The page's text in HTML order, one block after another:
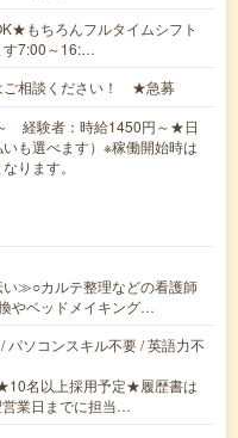
もちろんフルタイムシフト
す7:00～16:…
ご相談ください！ ★急募
経験者：時給1450円～★日
も選べます）※稼働開始時は
ります。
≫○カルテ整理などの看護師
やベッドメイキング…
パソコンスキル不要 / 英語力不
名以上採用予定★履歴書は
業日までに担当…